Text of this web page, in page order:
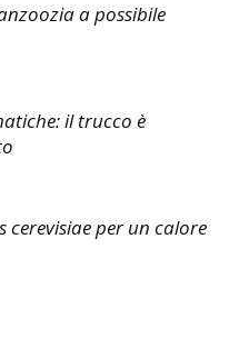
a possibile
il trucco è
cerevisiae per un calore